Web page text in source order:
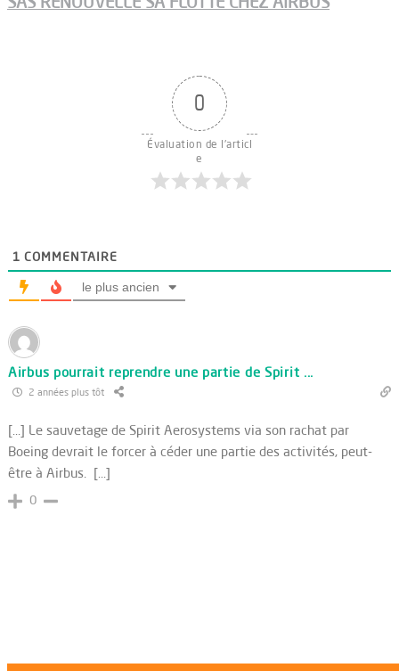
0
Évaluation de l'articl
e
1 COMMENTAIRE
le plus ancien
Airbus pourrait reprendre une partie de Spirit ...
2 années plus tôt
[…] Le sauvetage de Spirit Aerosystems via son rachat par
Boeing devrait le forcer à céder une partie des activités, peut-
être à Airbus. […]
0